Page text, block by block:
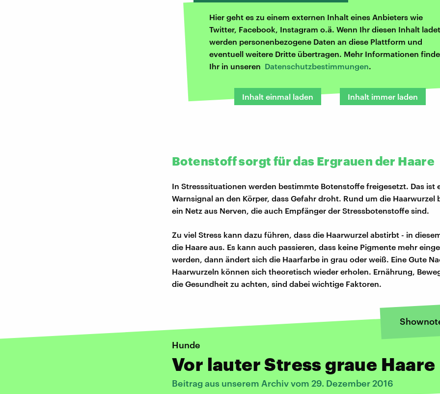
Hier geht es zu einem externen Inhalt eines Anbieters wie
Twitter, Facebook, Instagram o.ä. Wenn Ihr diesen Inhalt
werden personenbezogene Daten an diese Plattform und
eventuell weitere Dritte übertragen. Mehr Informationen
Ihr in unseren Datenschutzbestimmungen.
Inhalt einmal laden Inhalt immer laden
Botenstoff sorgt für das Ergrauen der Haare
In Stresssituationen werden bestimmte Botenstoffe freigesetzt. Das ist
Warnsignal an den Körper, dass Gefahr droht. Rund um die Haarwurzel
ein Netz aus Nerven, die auch Empfänger der Stressbotenstoffe sind.
Zu viel Stress kann dazu führen, dass die Haarwurzel abstirbt - in
die Haare aus. Es kann auch passieren, dass keine Pigmente mehr
werden, dann ändert sich die Haarfarbe in grau oder weiß. Eine Gute
Haarwurzeln können sich theoretisch wieder erholen. Ernährung,
die Gesundheit zu achten, sind dabei wichtige Faktoren.
Hunde
Vor lauter Stress graue Haare
Beitrag aus unserem Archiv vom 29. Dezember 2016